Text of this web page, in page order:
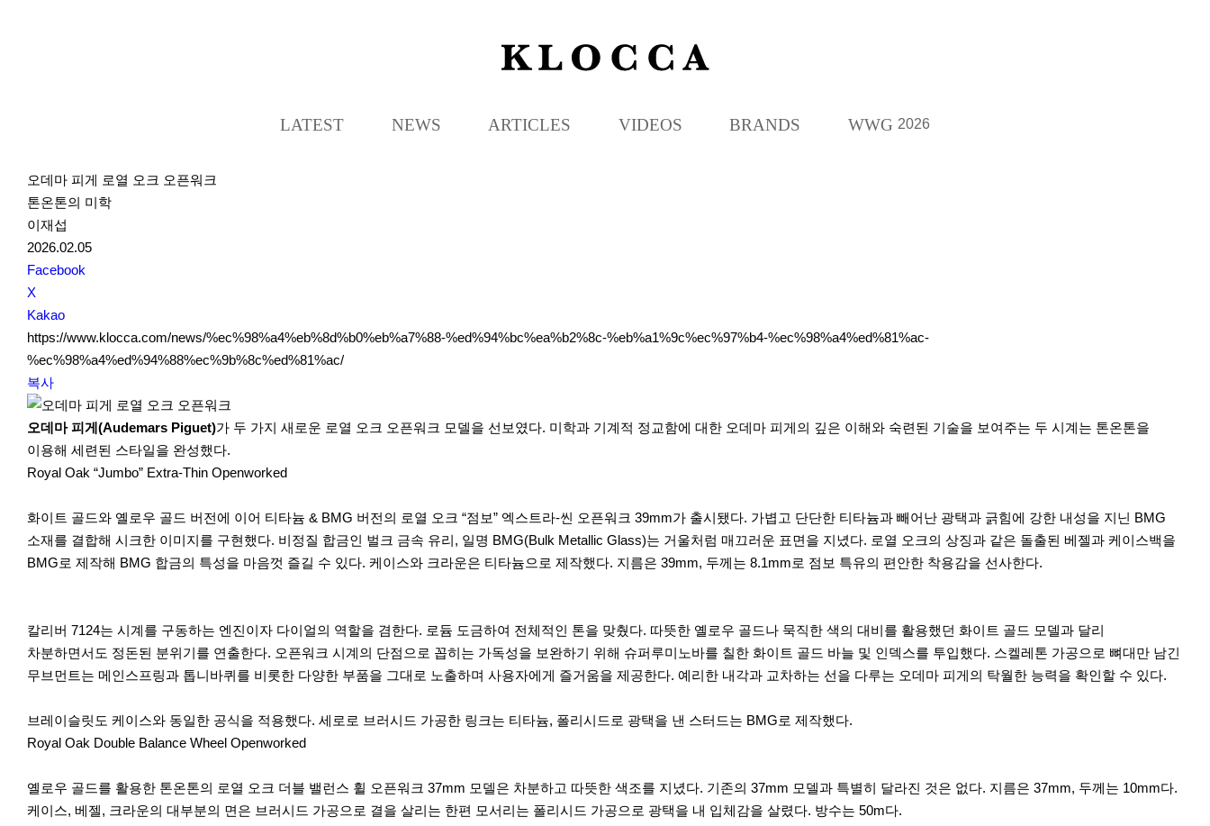
K
L
C
LATEST NEWS ARTICLES VIDEOS BRANDS WWG 2026
오데마 피게 로열 오크 오픈워크
톤온톤의 미학
이재섭
2026.02.05
S
N
S
S
h
a
r
e
Facebook
X
Kakao
https://www.klocca.com/news/%ec%98%a4%eb%8d%b0%eb%a7%88-%ed%94%bc%ea%b2%8c-%eb%a1%9c%ec%97%b4-%ec%98%a4%ed%81%ac-
%ec%98%a4%ed%94%88%ec%9b%8c%ed%81%ac/
복사
오데마 피게(Audemars Piguet)가 두 가지 새로운 로열 오크 오픈워크 모델을 선보였다. 미학과 기계적 정교함에 대한 오데마 피게의 깊은 이해와 숙련된 기술을 보여주는 두 시계는 톤온톤을
이용해 세련된 스타일을 완성했다.
Royal Oak “Jumbo” Extra-Thin Openworked
화이트 골드와 옐로우 골드 버전에 이어 티타늄 & BMG 버전의 로열 오크 “점보” 엑스트라-씬 오픈워크 39mm가 출시됐다. 가볍고 단단한 티타늄과 빼어난 광택과 긁힘에 강한 내성을 지닌 BMG
소재를 결합해 시크한 이미지를 구현했다. 비정질 합금인 벌크 금속 유리, 일명 BMG(Bulk Metallic Glass)는 거울처럼 매끄러운 표면을 지녔다. 로열 오크의 상징과 같은 돌출된 베젤과 케이스백을
BMG로 제작해 BMG 합금의 특성을 마음껏 즐길 수 있다. 케이스와 크라운은 티타늄으로 제작했다. 지름은 39mm, 두께는 8.1mm로 점보 특유의 편안한 착용감을 선사한다.
이
전
다
음
칼리버 7124는 시계를 구동하는 엔진이자 다이얼의 역할을 겸한다. 로듐 도금하여 전체적인 톤을 맞췄다. 따뜻한 옐로우 골드나 묵직한 색의 대비를 활용했던 화이트 골드 모델과 달리
차분하면서도 정돈된 분위기를 연출한다. 오픈워크 시계의 단점으로 꼽히는 가독성을 보완하기 위해 슈퍼루미노바를 칠한 화이트 골드 바늘 및 인덱스를 투입했다. 스켈레톤 가공으로 뼈대만 남긴
무브먼트는 메인스프링과 톱니바퀴를 비롯한 다양한 부품을 그대로 노출하며 사용자에게 즐거움을 제공한다. 예리한 내각과 교차하는 선을 다루는 오데마 피게의 탁월한 능력을 확인할 수 있다.
브레이슬릿도 케이스와 동일한 공식을 적용했다. 세로로 브러시드 가공한 링크는 티타늄, 폴리시드로 광택을 낸 스터드는 BMG로 제작했다.
Royal Oak Double Balance Wheel Openworked
옐로우 골드를 활용한 톤온톤의 로열 오크 더블 밸런스 휠 오픈워크 37mm 모델은 차분하고 따뜻한 색조를 지녔다. 기존의 37mm 모델과 특별히 달라진 것은 없다. 지름은 37mm, 두께는 10mm다.
케이스, 베젤, 크라운의 대부분의 면은 브러시드 가공으로 결을 살리는 한편 모서리는 폴리시드 가공으로 광택을 내 입체감을 살렸다. 방수는 50m다.